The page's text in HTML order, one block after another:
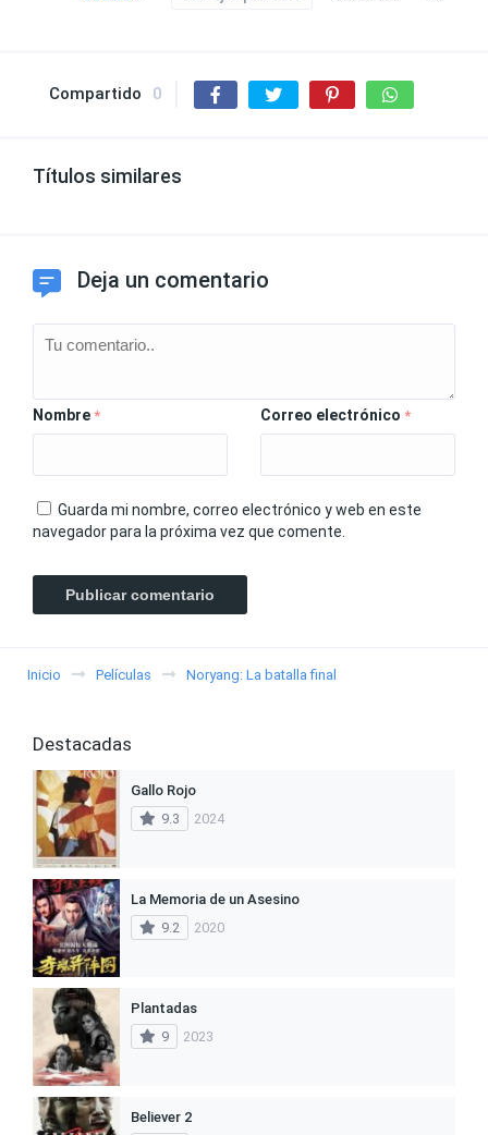
Compartido 0
Títulos similares
Deja un comentario
Nombre * Correo electrónico *
Guarda mi nombre, correo electrónico y web en este
navegador para la próxima vez que comente.
Inicio Películas Noryang: La batalla final
Destacadas
Gallo Rojo
9.3
2024
La Memoria de un Asesino
9.2
2020
Plantadas
9
2023
Believer 2